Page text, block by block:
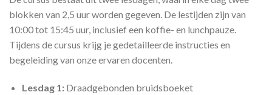
blokken van 2,5 uur worden gegeven. De lestijden zijn van
10:00 tot 15:45 uur, inclusief een koffie- en lunchpauze.
Tijdens de cursus krijg je gedetailleerde instructies en
begeleiding van onze ervaren docenten.
Lesdag 1:Draadgebonden bruidsboeket